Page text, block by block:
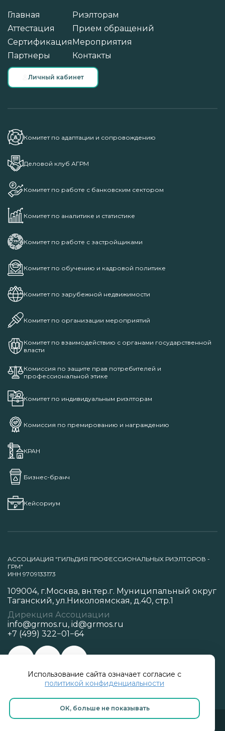
Использование сайта означает согласие с
политикой конфиденциальности
ОК, больше не показывать
Главная
Аттестация
Сертификация
Партнеры
Риэлторам
Прием обращений
Мероприятия
Контакты
Личный кабинет
Комитет по адаптации и сопровождению
Деловой клуб АГРМ
Комитет по работе с банковским сектором
Комитет по аналитике и статистике
Комитет по работе с застройщиками
Комитет по обучению и кадровой политике
Комитет по зарубежной недвижимости
Комитет по организации мероприятий
Комитет по взаимодействию с органами государственной
власти
Комиссия по защите прав потребителей и
профессиональной этике
Комитет по индивидуальным риэлторам
Комиссия по премированию и награждению
КРАН
Бизнес-бранч
Кейсориум
АССОЦИАЦИЯ "ГИЛЬДИЯ ПРОФЕССИОНАЛЬНЫХ РИЭЛТОРОВ -
ГРМ"
ИНН 9709133173
109004, г.Москва, вн.тер.г. Муниципальный округ
Таганский, ул.Николоямская, д.40, стр.1
Дирекция Ассоциации
info@grmos.ru, id@grmos.ru
+7 (499) 322−01−64
Политика конфиденциальности